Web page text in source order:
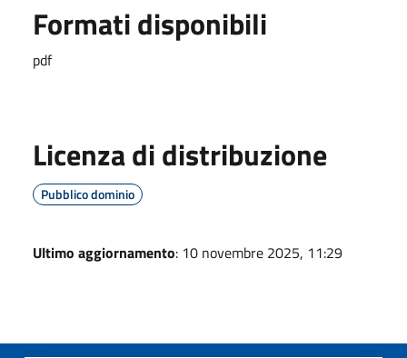
Formati disponibili
pdf
Licenza di distribuzione
Pubblico dominio
Ultimo aggiornamento: 10 novembre 2025, 11:29